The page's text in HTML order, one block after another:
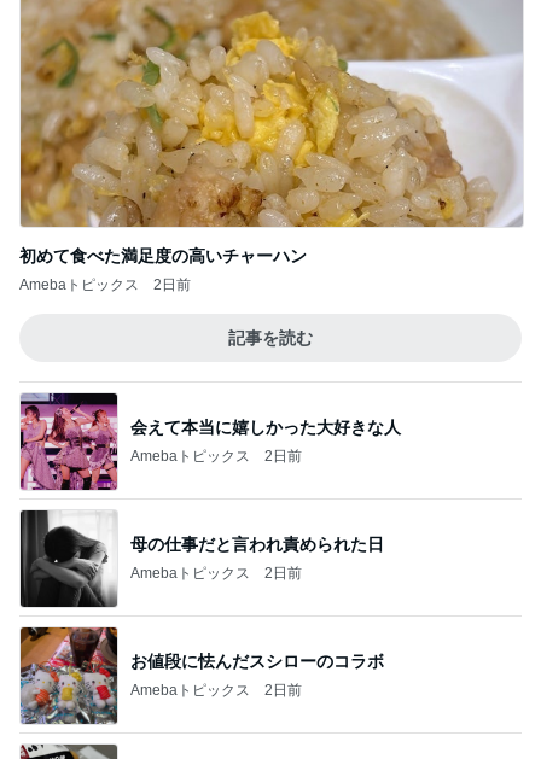
初めて食べた満足度の高いチャーハン
Amebaトピックス 2日前
記事を読む
会えて本当に嬉しかった大好きな人
Amebaトピックス 2日前
母の仕事だと言われ責められた日
Amebaトピックス 2日前
お値段に怯んだスシローのコラボ
Amebaトピックス 2日前